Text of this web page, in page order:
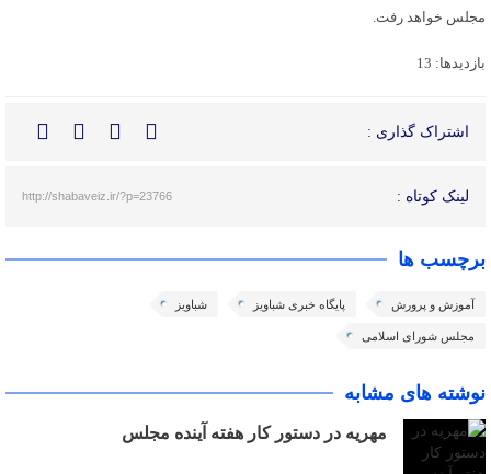
مجلس خواهد رفت.
بازدیدها: 13
اشتراک گذاری :
لینک کوتاه : http://shabaveiz.ir/?p=23766
برچسب ها
آموزش و پرورش پایگاه خبری شباویز شباویز
مجلس شورای اسلامی
نوشته های مشابه
مهریه در دستور کار هفته آینده مجلس